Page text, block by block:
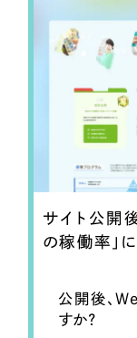
サイト公開
の稼働率」
公開後、
すか？